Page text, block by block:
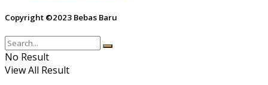
Copyright ©2023 Bebas Baru
No Result
View All Result